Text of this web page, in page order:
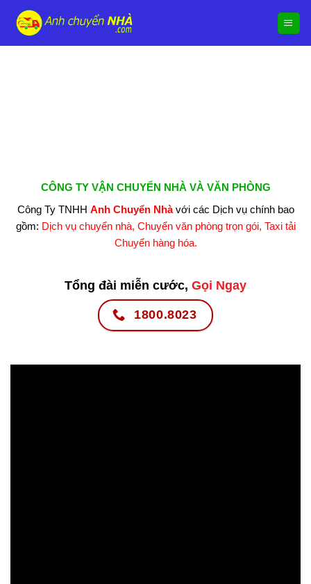
Chuyển
CÔNG TY VẬN CHUYỂN NHÀ VÀ VĂN PHÒNG
Công Ty TNHH Anh Chuyển Nhà với các Dịch vụ chính bao
gồm: Dịch vụ chuyển nhà, Chuyển văn phòng trọn gói, Taxi tải
Chuyển hàng hóa.
Tổng đài miễn cước, Gọi Ngay
1800.8023